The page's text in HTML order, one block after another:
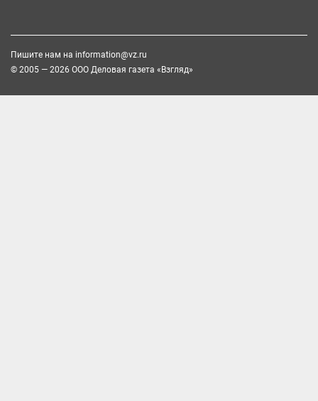
Пишите нам на information@vz.ru
© 2005 — 2026 ООО Деловая газета «Взгляд»